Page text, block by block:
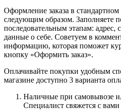
Оформление заказа в
следующим образом. Заполняете
последовательным этапам: адрес,
данные о себе. Советуем в
информацию, которая поможет
кнопку «Оформить заказ».
Оплачивайте покупки удобным
магазине доступно 3 варианта
Наличные при самовывозе
Специалист свяжется с